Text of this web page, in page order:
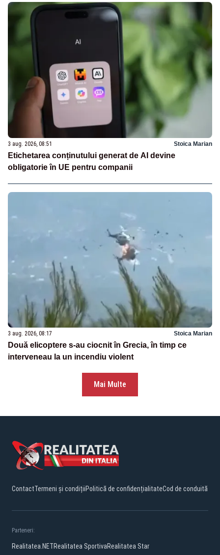
3 aug. 2026, 08:51 Stoica Marian
Etichetarea conținutului generat de AI devine
obligatorie în UE pentru companii
3 aug. 2026, 08:17 Stoica Marian
Două elicoptere s-au ciocnit în Grecia, în timp ce
interveneau la un incendiu violent
Mai Multe
ContactTermeni și condițiiPolitică de confidențialitateCod de conduită
Parteneri:
Realitatea.NETRealitatea SportivaRealitatea Star